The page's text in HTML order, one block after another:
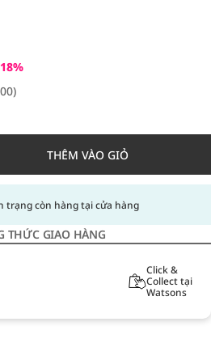
THÊM VÀO GIỎ
trạng còn hàng tại cửa hàng
THỨC GIAO HÀNG
Click &
Collect tại
Watsons